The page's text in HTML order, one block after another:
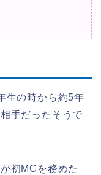
生の時から約5年
手だったそうで
初MCを務めた